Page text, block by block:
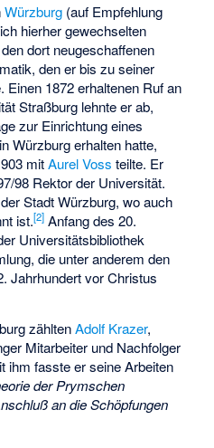
Würzburg (auf Empfehlung
hierher gewechselten
dort neugeschaffenen
den er bis zu seiner
Einen 1872 erhaltenen Ruf an
Straßburg lehnte er ab,
zur Einrichtung eines
Würzburg erhalten hatte,
mitAurel Voss teilte. Er
98 Rektor der Universität.
Stadt Würzburg, wo auch
ist.[2] Anfang des 20.
Universitätsbibliothek
die unter anderem den
Jahrhundert vor Christus
zähltenAdolf Krazer,
Mitarbeiter und Nachfolger
ihm fasste er seine Arbeiten
der Prymschen
an die Schöpfungen